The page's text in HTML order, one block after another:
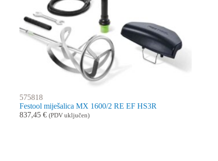
575818
Festool miješalica MX 1600/2 RE EF HS3R
837,45 € (PDV uključen)